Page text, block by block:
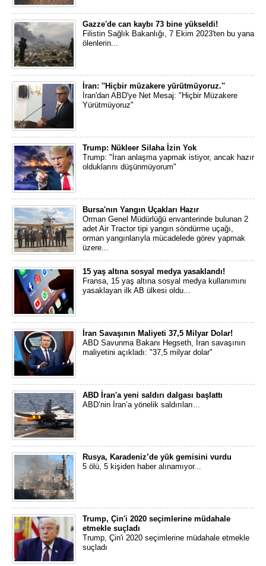
Gazze'de can kaybı 73 bine yükseldi!
Filistin Sağlık Bakanlığı, 7 Ekim 2023'ten bu yana
ölenlerin...
İran: ''Hiçbir müzakere yürütmüyoruz.''
İran'dan ABD'ye Net Mesaj: "Hiçbir Müzakere
Yürütmüyoruz"
Trump: Nükleer Silaha İzin Yok
Trump: "İran anlaşma yapmak istiyor, ancak hazır
olduklarını düşünmüyorum"
Bursa'nın Yangın Uçakları Hazır
Orman Genel Müdürlüğü envanterinde bulunan 2
adet Air Tractor tipi yangın söndürme uçağı,
orman yangınlarıyla mücadelede görev yapmak
üzere...
15 yaş altına sosyal medya yasaklandı!
Fransa, 15 yaş altına sosyal medya kullanımını
yasaklayan ilk AB ülkesi oldu...
İran Savaşının Maliyeti 37,5 Milyar Dolar!
ABD Savunma Bakanı Hegseth, İran savaşının
maliyetini açıkladı: "37,5 milyar dolar"
ABD İran'a yeni saldırı dalgası başlattı
ABD’nin İran’a yönelik saldırıları...
Rusya, Karadeniz’de yük gemisini vurdu
5 ölü, 5 kişiden haber alınamıyor...
Trump, Çin'i 2020 seçimlerine müdahale
etmekle suçladı
Trump, Çin'i 2020 seçimlerine müdahale etmekle
suçladı